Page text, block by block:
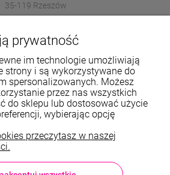
35-119 Rzeszów
572989669
Informacje
O nas
TWOJE KONTO
13/5, 35-119 Rzeszów, woj.
tel.:572 989 669
prywatność
im technologie umożliwiają
strony i są wykorzystywane do
spersonalizowanych. Możesz
przez nas wszystkich
do sklepu lub dostosować użycie
wybierając opcję
przeczytasz w naszej